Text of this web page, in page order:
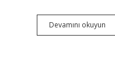
Devamını okuyun